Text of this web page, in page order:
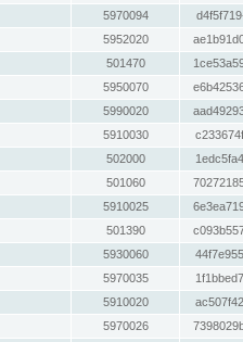
5970094
5952020
501470
5950070
5990020
5910030
502000
501060
5910025
501390
5930060
5970035
5910020
5970026